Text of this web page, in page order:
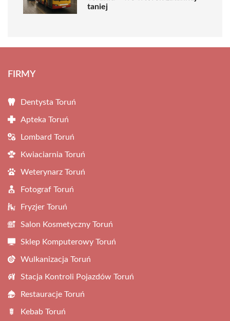
taniej
FIRMY
Dentysta Toruń
Apteka Toruń
Lombard Toruń
Kwiaciarnia Toruń
Weterynarz Toruń
Fotograf Toruń
Fryzjer Toruń
Salon Kosmetyczny Toruń
Sklep Komputerowy Toruń
Wulkanizacja Toruń
Stacja Kontroli Pojazdów Toruń
Restauracje Toruń
Kebab Toruń